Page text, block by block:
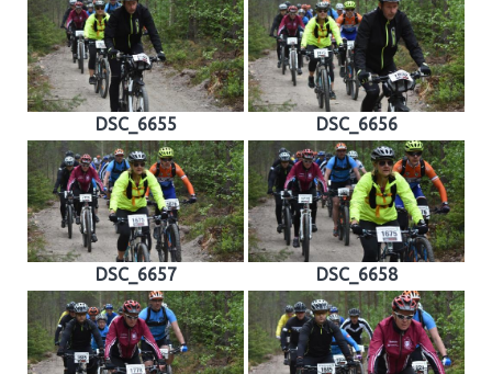
DSC_6655 DSC_6656
DSC_6657 DSC_6658